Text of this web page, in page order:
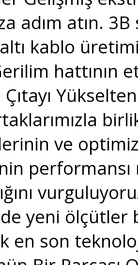
adım atın. 3B
kablo
hattının
Çıtayı
ve
performansı
yeni ölçütler
en son